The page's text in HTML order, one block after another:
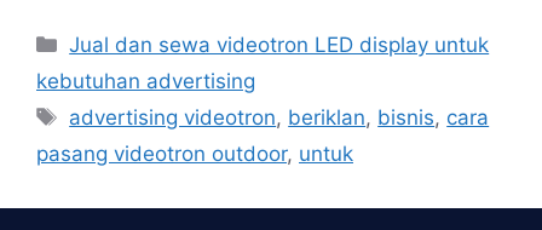
Categories
Jual dan sewa videotron LED display untuk
kebutuhan advertising
Tags
advertising videotron, beriklan, bisnis, cara
pasang videotron outdoor, untuk